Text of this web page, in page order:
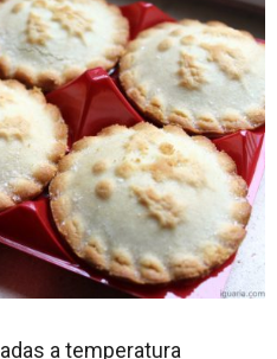
a temperatura